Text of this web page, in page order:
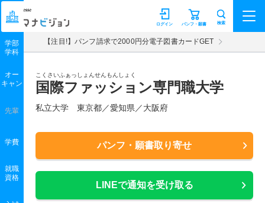
マナビジョン パンフ・願書
ログイン 検索
【注目!】パンフ請求で2000円分電子図書カードGET
こくさいふぁっしょんせんもんしょく
国際ファッション専門職大学
私立大学 東京都／愛知県／大阪府
パンフ・願書取り寄せ
LINEで通知を受け取る
学部
学科
オー
キャン
先輩
学費
就職
資格